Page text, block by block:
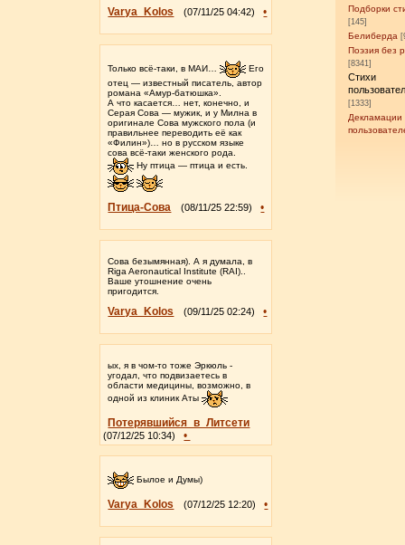
Подборки
[145]
Белиберда
Поэзия без
[8341]
Стихи
[1333]
Декламации
Varya_Kolos (07/11/25 04:42) •
Только всё-таки, в МАИ…
Его
отец — известный писатель, автор
романа «Амур-батюшка».
А что касается… нет, конечно, и
Серая Сова — мужик, и у Милна в
оригинале Сова мужского пола (и
правильнее переводить её как
«Филин»)… но в русском языке
сова всё-таки женского рода.
Ну птица — птица и есть.
Птица-Сова (08/11/25 22:59) •
Сова безымянная). А я думала, в
Riga Aeronautical Institute (RAI)..
Ваше утошнение очень
пригодится.
Varya_Kolos (09/11/25 02:24) •
ых, я в чом-то тоже Эркюль -
угодал, что подвизаетесь в
области медицины, возможно, в
одной из клиник Аты
Потерявшийся_в_Литсети
(07/12/25 10:34) •
Былое и Думы)
Varya_Kolos (07/12/25 12:20) •